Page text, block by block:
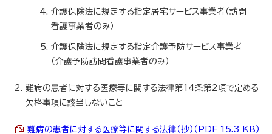
介護保険法に規定する指定居宅サービス事業者（訪問
看護事業者のみ）
介護保険法に規定する指定介護予防サービス事業者
（介護予防訪問看護事業者のみ）
難病の患者に対する医療等に関する法律第14条第2項で定める
欠格事項に該当しないこと
難病の患者に対する医療等に関する法律（抄）（PDF 15.3 KB）